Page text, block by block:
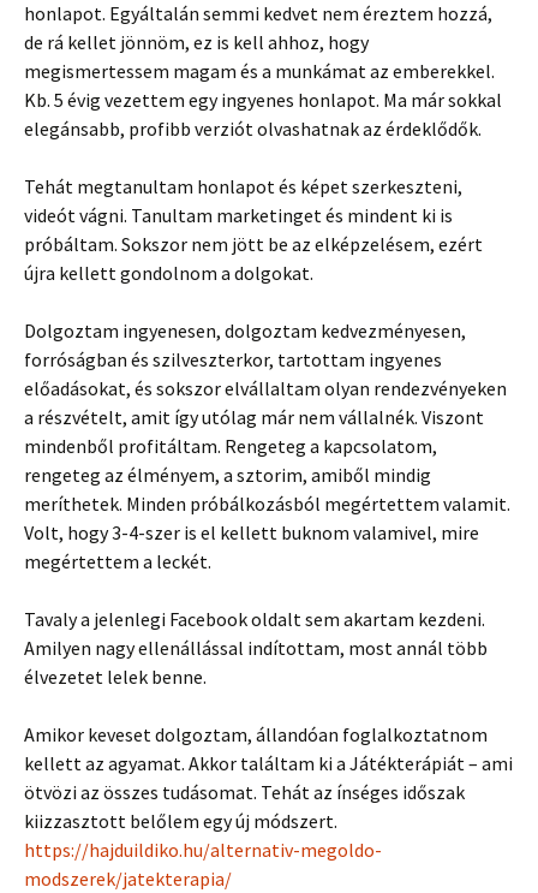
honlapot. Egyáltalán semmi kedvet nem éreztem hozzá,
de rá kellet jönnöm, ez is kell ahhoz, hogy
megismertessem magam és a munkámat az emberekkel.
Kb. 5 évig vezettem egy ingyenes honlapot. Ma már sokkal
elegánsabb, profibb verziót olvashatnak az érdeklődők.
Tehát megtanultam honlapot és képet szerkeszteni,
videót vágni. Tanultam marketinget és mindent ki is
próbáltam. Sokszor nem jött be az elképzelésem, ezért
újra kellett gondolnom a dolgokat.
Dolgoztam ingyenesen, dolgoztam kedvezményesen,
forróságban és szilveszterkor, tartottam ingyenes
előadásokat, és sokszor elvállaltam olyan rendezvényeken
a részvételt, amit így utólag már nem vállalnék. Viszont
mindenből profitáltam. Rengeteg a kapcsolatom,
rengeteg az élményem, a sztorim, amiből mindig
meríthetek. Minden próbálkozásból megértettem valamit.
Volt, hogy 3-4-szer is el kellett buknom valamivel, mire
megértettem a leckét.
Tavaly a jelenlegi Facebook oldalt sem akartam kezdeni.
Amilyen nagy ellenállással indítottam, most annál több
élvezetet lelek benne.
Amikor keveset dolgoztam, állandóan foglalkoztatnom
kellett az agyamat. Akkor találtam ki a Játékterápiát – ami
ötvözi az összes tudásomat. Tehát az ínséges időszak
kiizzasztott belőlem egy új módszert.
https://hajduildiko.hu/alternativ-megoldo-
modszerek/jatekterapia/